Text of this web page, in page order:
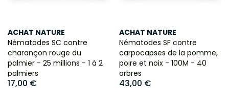
ACHAT NATURE
Nématodes SC contre
charançon rouge du
palmier - 25 millions - 1 à 2
palmiers
17,00 €
ACHAT NATURE
Nématodes SF contre
carpocapses de la pomme,
poire et noix - 100M - 40
arbres
43,00 €